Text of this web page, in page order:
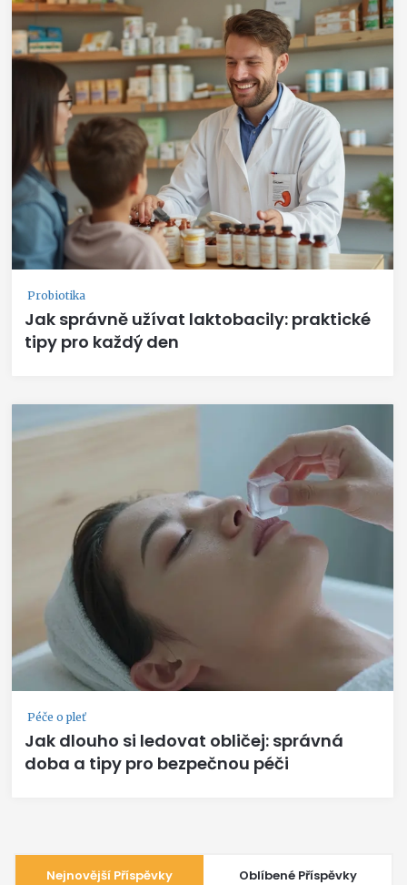
Probiotika
Jak správně užívat laktobacily: praktické
tipy pro každý den
Péče o pleť
Jak dlouho si ledovat obličej: správná
doba a tipy pro bezpečnou péči
Nejnovější Příspěvky Oblíbené Příspěvky